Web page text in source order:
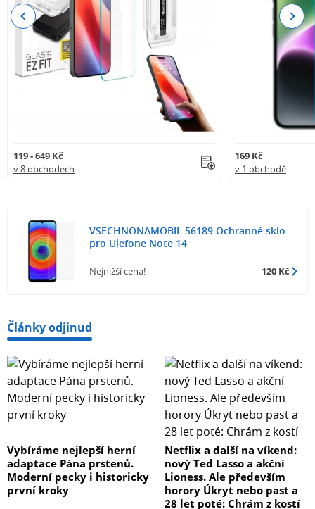
119 - 649 Kč
v 8 obchodech
169 Kč
v 1 obchodě
Previous Next
VSECHNONAMOBIL 56189 Ochranné sklo
pro Ulefone Note 14
Nejnižší cena! 120 Kč
Články odjinud
Vybíráme nejlepší herní
adaptace Pána prstenů.
Moderní pecky i historicky
první kroky
Netflix a další na víkend:
nový Ted Lasso a akční
Lioness. Ale především
horory Úkryt nebo past a
28 let poté: Chrám z kostí